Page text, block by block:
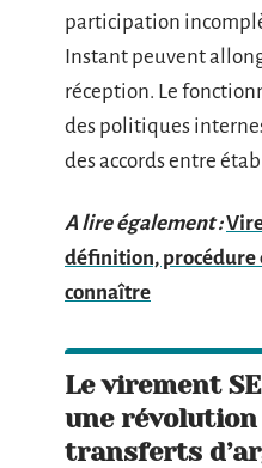
participation
Instant peuvent
réception. Le
des politiques
des accords entre
A lire également :
définition, procédure
connaître
Le virement
une révolution
transferts